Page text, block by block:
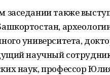
заседании также
университета,
научный
наук, профессор